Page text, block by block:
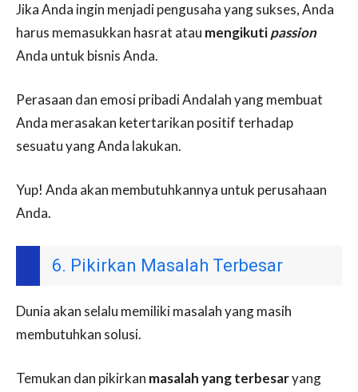
Jika Anda ingin menjadi pengusaha yang sukses, Anda
harus memasukkan hasrat atau mengikutipassion
Anda untuk bisnis Anda.
Perasaan dan emosi pribadi Andalah yang membuat
Anda merasakan ketertarikan positif terhadap
sesuatu yang Anda lakukan.
Yup! Anda akan membutuhkannya untuk perusahaan
Anda.
6. Pikirkan Masalah Terbesar
Dunia akan selalu memiliki masalah yang masih
membutuhkan solusi.
Temukan dan pikirkan masalah yang terbesaryang